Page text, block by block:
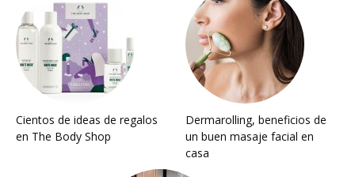
Cientos de ideas de regalos
en The Body Shop
Dermarolling, beneficios de
un buen masaje facial en
casa